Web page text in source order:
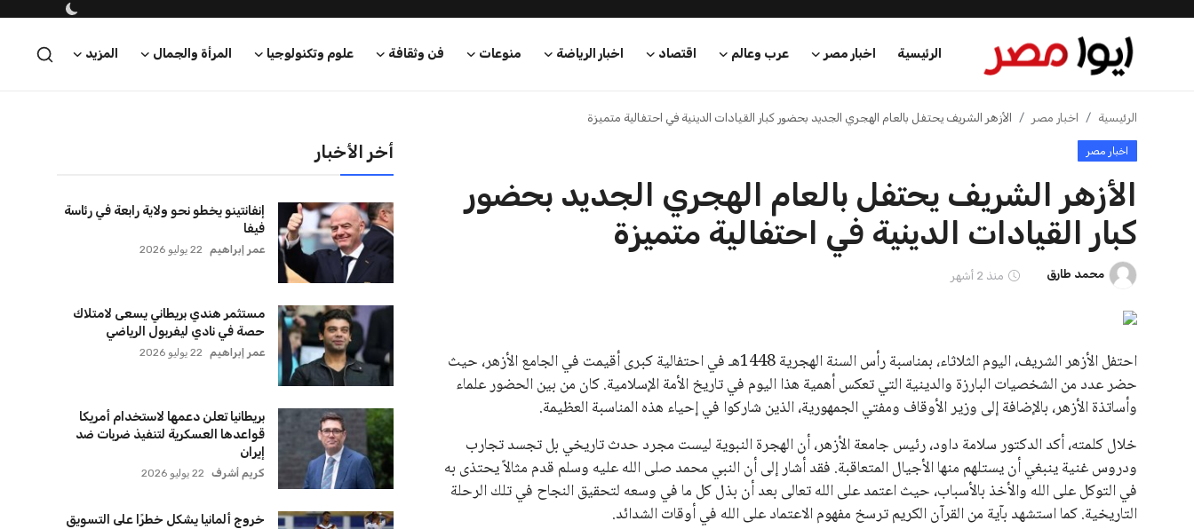
الرئيسية اخبار مصر عرب وعالم اقتصاد اخبار الرياضة منوعات فن وثقافة علوم وتكنولوجيا المرأة والجمال المزيد
الرئيسية
اخبار مصر
عرب وعالم
اخبار الرياضة
علوم وتكنولوجيا
المرأة والجمال
الرئيسية اخبار مصر الأزهر الشريف يحتفل بالعام الهجري الجديد بحضور كبار القيادات الدينية في احتفالية متميزة
اخبار مصر
الأزهر الشريف يحتفل بالعام الهجري الجديد بحضور
كبار القيادات الدينية في احتفالية متميزة
محمد طارق منذ 2 أشهر
احتفل الأزهر الشريف، اليوم الثلاثاء، بمناسبة رأس السنة الهجرية 1448هـ في احتفالية كبرى أقيمت في الجامع الأزهر، حيث
حضر عدد من الشخصيات البارزة والدينية التي تعكس أهمية هذا اليوم في تاريخ الأمة الإسلامية. كان من بين الحضور علماء
وأساتذة الأزهر، بالإضافة إلى وزير الأوقاف ومفتي الجمهورية، الذين شاركوا في إحياء هذه المناسبة العظيمة.
خلال كلمته، أكد الدكتور سلامة داود، رئيس جامعة الأزهر، أن الهجرة النبوية ليست مجرد حدث تاريخي بل تجسد تجارب
ودروس غنية ينبغي أن يستلهم منها الأجيال المتعاقبة. فقد أشار إلى أن النبي محمد صلى الله عليه وسلم قدم مثالاً يحتذى به
في التوكل على الله والأخذ بالأسباب، حيث اعتمد على الله تعالى بعد أن بذل كل ما في وسعه لتحقيق النجاح في تلك الرحلة
التاريخية. كما استشهد بآية من القرآن الكريم ترسخ مفهوم الاعتماد على الله في أوقات الشدائد.
أخر الأخبار
إنفانتينو يخطو نحو ولاية رابعة في رئاسة
فيفا
عمر إبراهيم 22 يوليو 2026
مستثمر هندي بريطاني يسعى لامتلاك
حصة في نادي ليفربول الرياضي
عمر إبراهيم 22 يوليو 2026
بريطانيا تعلن دعمها لاستخدام أمريكا
قواعدها العسكرية لتنفيذ ضربات ضد
إيران
كريم أشرف 22 يوليو 2026
خروج ألمانيا يشكل خطرًا على التسويق